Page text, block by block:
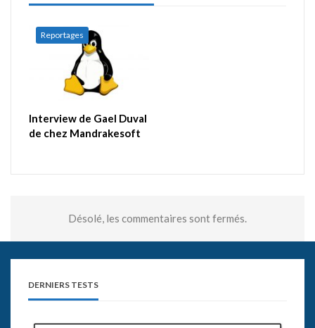
Reportages
Interview de Gael Duval
de chez Mandrakesoft
Désolé, les commentaires sont fermés.
DERNIERS TESTS